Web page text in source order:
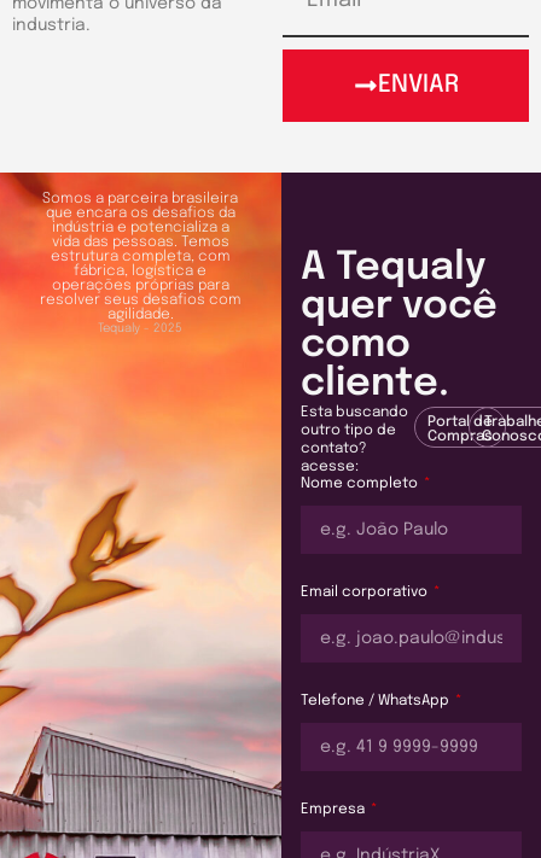
movimenta o universo da
industria.
ENVIAR
Somos a parceira brasileira
que encara os desafios da
indústria e potencializa a
vida das pessoas. Temos
estrutura completa, com
fábrica, logística e
operações próprias para
resolver seus desafios com
agilidade.
Tequaly - 2025
A Tequaly
quer você
como
cliente.
Esta buscando
outro tipo de
contato?
acesse:
Portal de
Compras
Nome completo
Email corporativo
Telefone / WhatsApp
Empresa